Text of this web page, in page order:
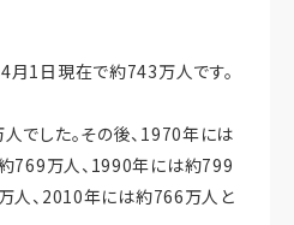
月1日現在で約743万人です。
でした。その後、1970年には
769万人、1990年には約799
人、2010年には約766万人と